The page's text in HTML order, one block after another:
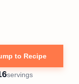
to Recipe
servings